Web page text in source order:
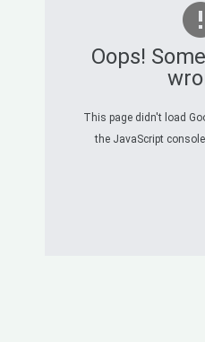
Oops!
This page didn't load
the JavaScript